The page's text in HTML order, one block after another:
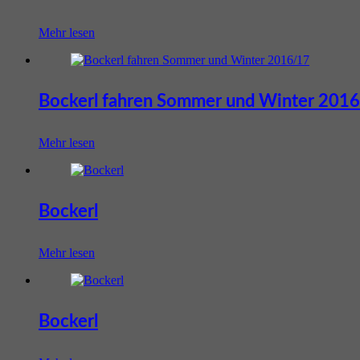
Mehr lesen
Bockerl fahren Sommer und Winter
Mehr lesen
Bockerl
Mehr lesen
Bockerl